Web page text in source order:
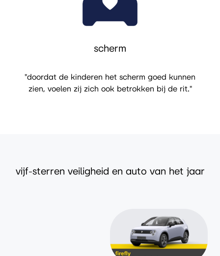
scherm
"doordat de kinderen het scherm goed kunnen
zien, voelen zij zich ook betrokken bij de rit."
vijf-sterren veiligheid en auto van het jaar